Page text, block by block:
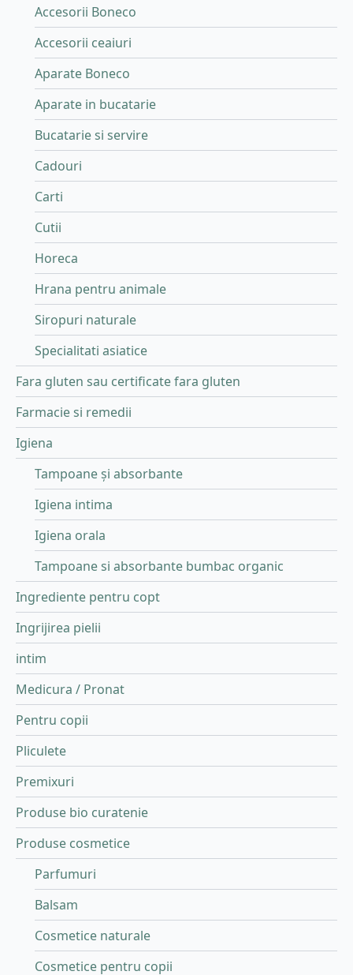
Accesorii Boneco
Accesorii ceaiuri
Aparate Boneco
Aparate in bucatarie
Bucatarie si servire
Cadouri
Carti
Cutii
Horeca
Hrana pentru animale
Siropuri naturale
Specialitati asiatice
Fara gluten sau certificate fara gluten
Farmacie si remedii
Igiena
Tampoane și absorbante
Igiena intima
Igiena orala
Tampoane si absorbante bumbac organic
Ingrediente pentru copt
Ingrijirea pielii
intim
Medicura / Pronat
Pentru copii
Pliculete
Premixuri
Produse bio curatenie
Produse cosmetice
Parfumuri
Balsam
Cosmetice naturale
Cosmetice pentru copii